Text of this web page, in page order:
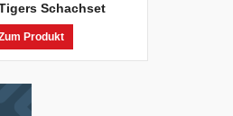
Schachset
Produkt